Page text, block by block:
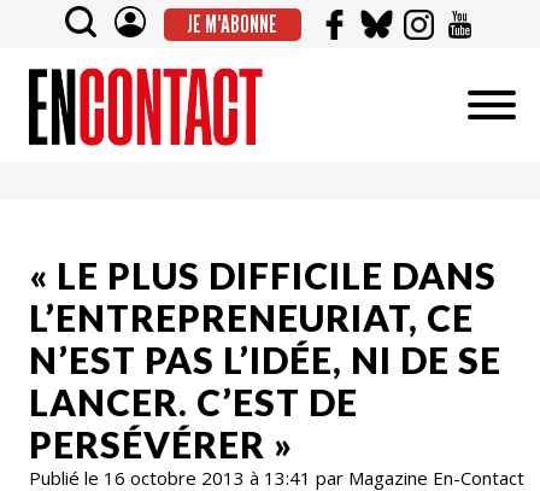
JE M'ABONNE
« LE PLUS DIFFICILE DANS
L’ENTREPRENEURIAT, CE
N’EST PAS L’IDÉE, NI DE SE
LANCER. C’EST DE
PERSÉVÉRER »
Publié le 16 octobre 2013 à 13:41 par Magazine En-Contact